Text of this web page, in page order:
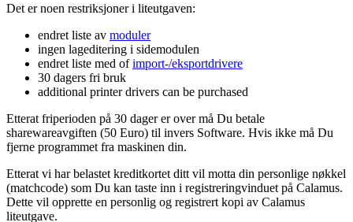
Det er noen restriksjoner i liteutgaven:
endret liste av moduler
ingen lageditering i sidemodulen
endret liste med ofimport-/eksportdrivere
30 dagers fri bruk
additional printer drivers can be purchased
Etterat friperioden på 30 dager er over må Du betale
sharewareavgiften (50 Euro) til invers Software. Hvis ikke må Du
fjerne programmet fra maskinen din.
Etterat vi har belastet kreditkortet ditt vil motta din personlige nøkkel
(matchcode) som Du kan taste inn i registreringvinduet på Calamus.
Dette vil opprette en personlig og registrert kopi av Calamus
liteutgave.